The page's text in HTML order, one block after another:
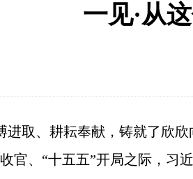
一见·从
进取、耕耘奉献，铸就了欣
官、“十五五”开局之际，习